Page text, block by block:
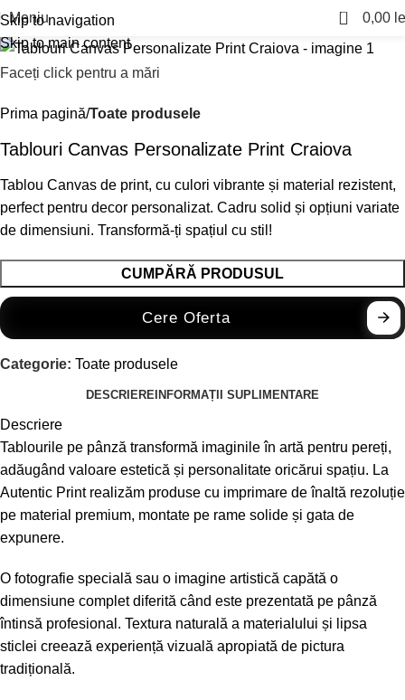
Skip to navigation
Skip to main content
Meniu 0 0,00
Faceți click pentru a mări
Prima pagină Toate produsele
Tablouri Canvas Personalizate Print Craiova
Tablou Canvas de print, cu culori vibrante și material rezistent,
perfect pentru decor personalizat. Cadru solid și opțiuni variate
de dimensiuni. Transformă-ți spațiul cu stil!
CUMPĂRĂ PRODUSUL
Cere Oferta
Categorie: Toate produsele
DESCRIEREINFORMAȚII SUPLIMENTARE
Descriere
Tablourile pe pânză transformă imaginile în artă pentru pereți,
adăugând valoare estetică și personalitate oricărui spațiu. La
Autentic Print realizăm produse cu imprimare de înaltă rezoluție
pe material premium, montate pe rame solide și gata de
expunere.
O fotografie specială sau o imagine artistică capătă o
dimensiune complet diferită când este prezentată pe pânză
întinsă profesional. Textura naturală a materialului și lipsa
sticlei creează experiență vizuală apropiată de pictura
tradițională.